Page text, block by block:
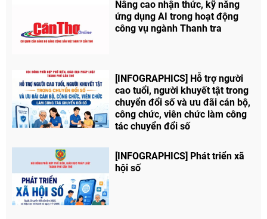
Nâng cao nhận thức, kỹ năng
ứng dụng AI trong hoạt động
công vụ ngành Thanh tra
[INFOGRAPHICS] Hỗ trợ người
cao tuổi, người khuyết tật trong
chuyển đổi số và ưu đãi cán bộ,
công chức, viên chức làm công
tác chuyển đổi số
[INFOGRAPHICS] Phát triển xã
hội số